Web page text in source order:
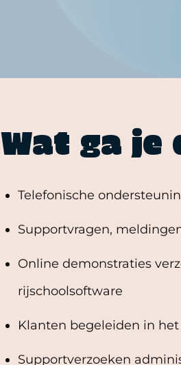
Wat ga je
Telefonische
Supportvragen,
Online demonstraties
rijschoolsoftware
Klanten begeleiden in
Supportverzoeken